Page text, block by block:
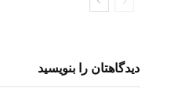
دیدگاهتان را بنویسید